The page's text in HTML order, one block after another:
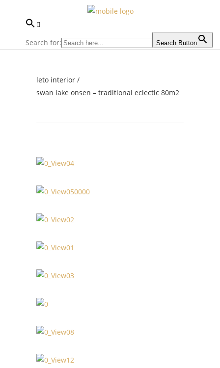
Search for: Search Button
leto interior /
swan lake onsen – traditional eclectic 80m2